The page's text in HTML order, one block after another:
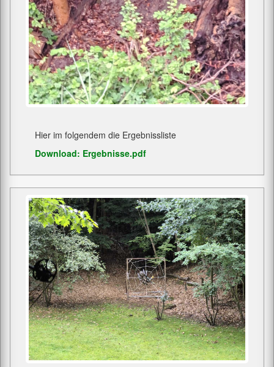
Hier im folgendem die Ergebnissliste
Download: Ergebnisse.pdf